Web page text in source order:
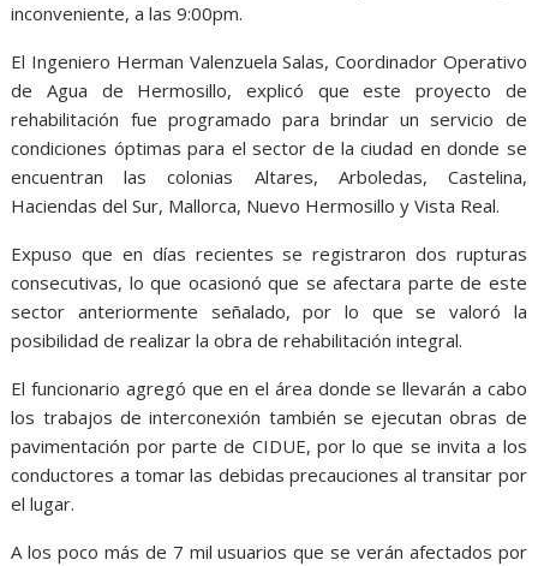
inconveniente, a las 9:00pm.
El Ingeniero Herman Valenzuela Salas, Coordinador Operativo
de Agua de Hermosillo, explicó que este proyecto de
rehabilitación fue programado para brindar un servicio de
condiciones óptimas para el sector de la ciudad en donde se
encuentran las colonias Altares, Arboledas, Castelina,
Haciendas del Sur, Mallorca, Nuevo Hermosillo y Vista Real.
Expuso que en días recientes se registraron dos rupturas
consecutivas, lo que ocasionó que se afectara parte de este
sector anteriormente señalado, por lo que se valoró la
posibilidad de realizar la obra de rehabilitación integral.
El funcionario agregó que en el área donde se llevarán a cabo
los trabajos de interconexión también se ejecutan obras de
pavimentación por parte de CIDUE, por lo que se invita a los
conductores a tomar las debidas precauciones al transitar por
el lugar.
A los poco más de 7 mil usuarios que se verán afectados por